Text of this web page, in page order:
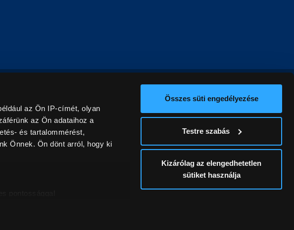
az Ön IP-címét, olyan
az Ön adataihoz a
és tartalommérést,
Önnek. Ön dönt arról, hogy ki
Összes süti engedélyezése
Testre szabás
Kizárólag az elengedhetetlen
sütiket használja
Áruházlánc
az esetleges pontatlanságért